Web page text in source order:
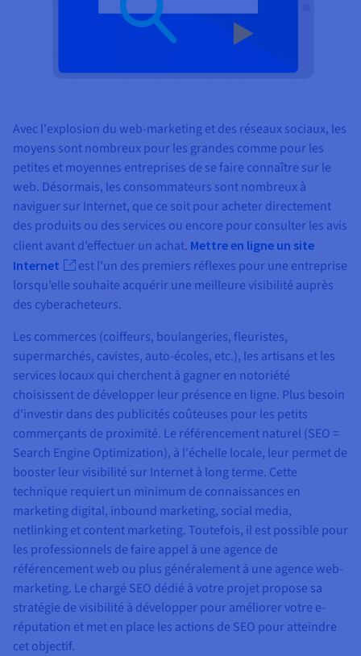
Roadmap & Changelog
Roadmap & Changelog
Avec l'explosion du web-marketing et des réseaux sociaux, les
moyens sont nombreux pour les grandes comme pour les
petites et moyennes entreprises de se faire connaître sur le
web. Désormais, les consommateurs sont nombreux à
naviguer sur Internet, que ce soit pour acheter directement
des produits ou des services ou encore pour consulter les avis
client avant d’effectuer un achat. Mettre en ligne un site
Internet
est l’un des premiers réflexes pour une entreprise
lorsqu’elle souhaite acquérir une meilleure visibilité auprès
des cyberacheteurs.
Les commerces (coiffeurs, boulangeries, fleuristes,
supermarchés, cavistes, auto-écoles, etc.), les artisans et les
services locaux qui cherchent à gagner en notoriété
choisissent de développer leur présence en ligne. Plus besoin
d'investir dans des publicités coûteuses pour les petits
commerçants de proximité. Le référencement naturel (SEO =
Search Engine Optimization), à l'échelle locale, leur permet de
booster leur visibilité sur Internet à long terme. Cette
technique requiert un minimum de connaissances en
marketing digital, inbound marketing, social media,
netlinking et content marketing. Toutefois, il est possible pour
les professionnels de faire appel à une agence de
référencement web ou plus généralement à une agence web-
marketing. Le chargé SEO dédié à votre projet propose sa
stratégie de visibilité à développer pour améliorer votre e-
réputation et met en place les actions de SEO pour atteindre
cet objectif.